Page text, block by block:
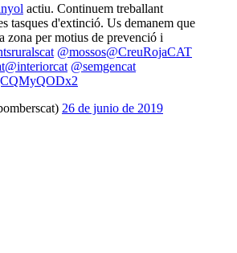
actiu. Continuem treballant
tasques d'extinció. Us demanem que
zona per motius de prevenció i
@mossos@CreuRojaCAT
@interiorcat @semgencat
26 de junio de 2019